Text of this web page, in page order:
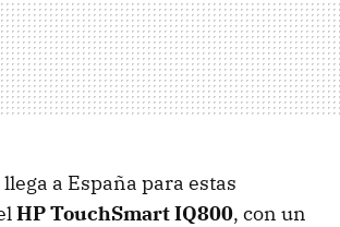
a España para estas
HP TouchSmart IQ800, con un